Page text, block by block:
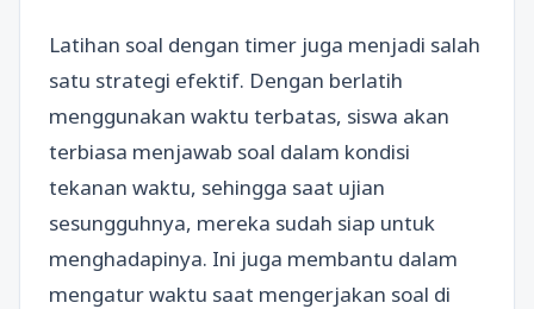
Latihan soal dengan timer juga menjadi salah
satu strategi efektif. Dengan berlatih
menggunakan waktu terbatas, siswa akan
terbiasa menjawab soal dalam kondisi
tekanan waktu, sehingga saat ujian
sesungguhnya, mereka sudah siap untuk
menghadapinya. Ini juga membantu dalam
mengatur waktu saat mengerjakan soal di